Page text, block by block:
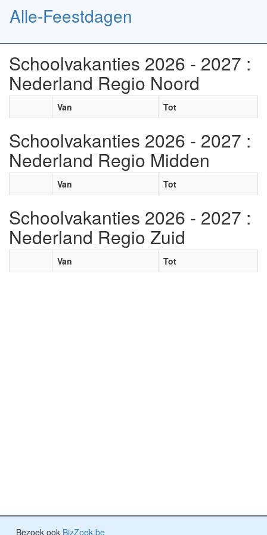
Alle-Feestdagen
Schoolvakanties 2026 - 2027 :
Nederland Regio Noord
Van Tot
Schoolvakanties 2026 - 2027 :
Nederland Regio Midden
Van Tot
Schoolvakanties 2026 - 2027 :
Nederland Regio Zuid
Van Tot
Bezoek ook BizZoek.be